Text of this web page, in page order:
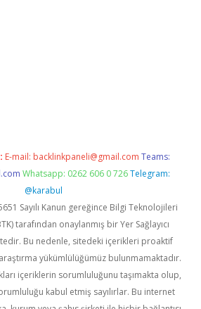
E-mail: backlinkpaneli@gmail.com Teams:
Whatsapp: 0262 606 0 726 Telegram:
@karabul
Sayılı Kanun gereğince Bilgi Teknolojileri
tarafından onaylanmış bir Yer Sağlayıcı
Bu nedenle, sitedeki içerikleri proaktif
yükümlülüğümüz bulunmamaktadır.
içeriklerin sorumluluğunu taşımakta olup,
kabul etmiş sayılırlar. Bu internet